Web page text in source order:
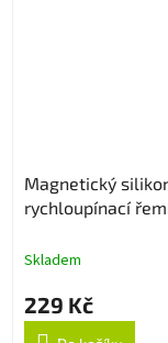
Magnetický
rychloupínací
Skladem
229 Kč